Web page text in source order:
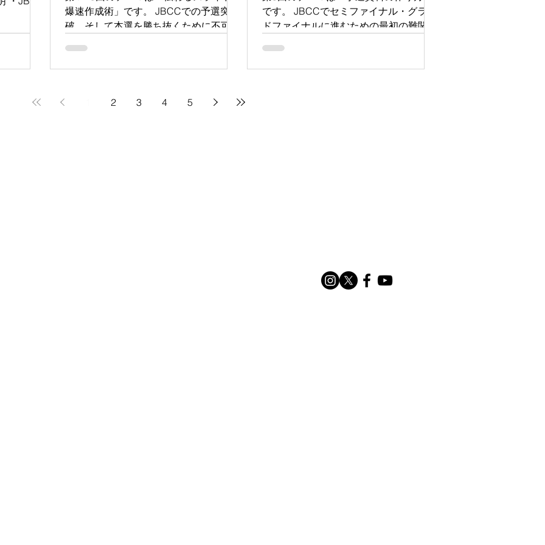
爆速作成術」です。 JBCCでの予選突
破、そして本選を勝ち抜くために不可欠
ゼン資料」です。今回の勉強会では、世
界トップコンサルファーム10社すべてが
スタンダードとなっているPowerPointの
です。 JBCCでセミファイナル・グラン
ドファイナルに進むための最初の難関、
強会では、プロの編集者を講師にお招き
し、審査員の心をつかむ資料作成と効果
👤 講師紹介 金子 寛人 氏（日経BP 編集
者） JBCCにてグランドファイナル進
2 3 4 5